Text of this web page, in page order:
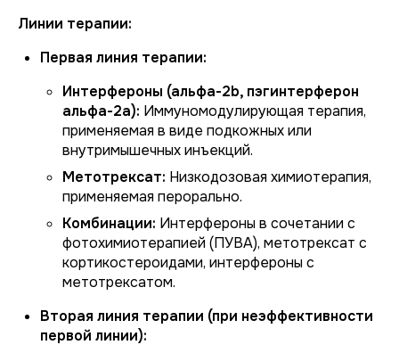
Линии терапии:
Первая линия терапии:
Интерфероны (альфа-2b, пэгинтерферон
альфа-2a): Иммуномодулирующая терапия,
применяемая в виде подкожных или
внутримышечных инъекций.
Метотрексат: Низкодозовая химиотерапия,
применяемая перорально.
Комбинации: Интерфероны в сочетании с
фотохимиотерапией (ПУВА), метотрексат с
кортикостероидами, интерфероны с
метотрексатом.
Вторая линия терапии (при неэффективности
первой линии):